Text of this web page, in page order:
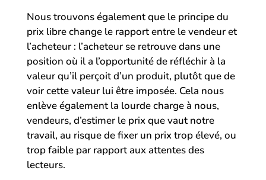
Nous trouvons également que le principe du
prix libre change le rapport entre le vendeur et
l’acheteur : l’acheteur se retrouve dans une
position où il a l’opportunité de réfléchir à la
valeur qu’il perçoit d’un produit, plutôt que de
voir cette valeur lui être imposée. Cela nous
enlève également la lourde charge à nous,
vendeurs, d’estimer le prix que vaut notre
travail, au risque de fixer un prix trop élevé, ou
trop faible par rapport aux attentes des
lecteurs.